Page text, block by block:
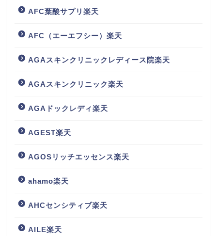
AFC葉酸サプリ楽天
AFC（エーエフシー）楽天
AGAスキンクリニックレディース院楽天
AGAスキンクリニック楽天
AGAドックレディ楽天
AGEST楽天
AGOSリッチエッセンス楽天
ahamo楽天
AHCセンシティブ楽天
AILE楽天